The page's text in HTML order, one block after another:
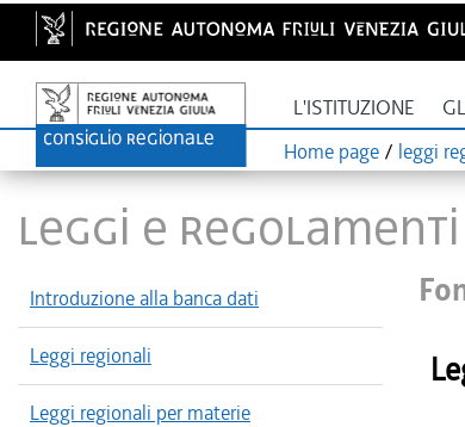
L'ISTITUZIONE
Home page / leggi
LEGGI E REGOLAMENTI
Introduzione alla banca dati
Leggi regionali
Leggi regionali per materie